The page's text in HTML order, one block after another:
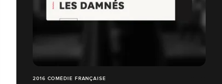
2016 COMÉDIE FRANÇAISE